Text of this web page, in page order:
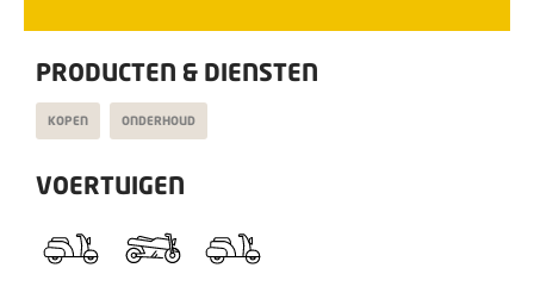
PRODUCTEN & DIENSTEN
KOPEN ONDERHOUD
VOERTUIGEN